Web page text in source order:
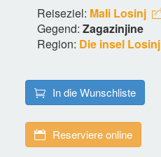
Reiseziel: Mali Losinj
Gegend: Zagazinjine
Region: Die insel Losinj
In die Wunschliste
Reserviere online